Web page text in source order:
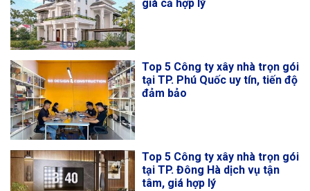
giá cả hợp lý
Top 5 Công ty xây nhà trọn gói
tại TP. Phú Quốc uy tín, tiến độ
đảm bảo
Top 5 Công ty xây nhà trọn gói
tại TP. Đông Hà dịch vụ tận
tâm, giá hợp lý